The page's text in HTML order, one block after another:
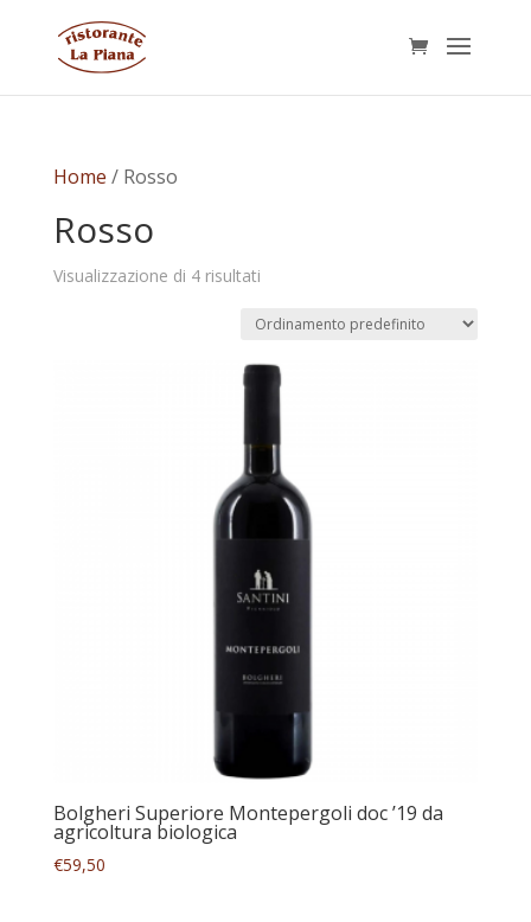
Home / Rosso
Rosso
Visualizzazione di 4 risultati
Bolgheri Superiore Montepergoli doc ’19 da
agricoltura biologica
€59,50